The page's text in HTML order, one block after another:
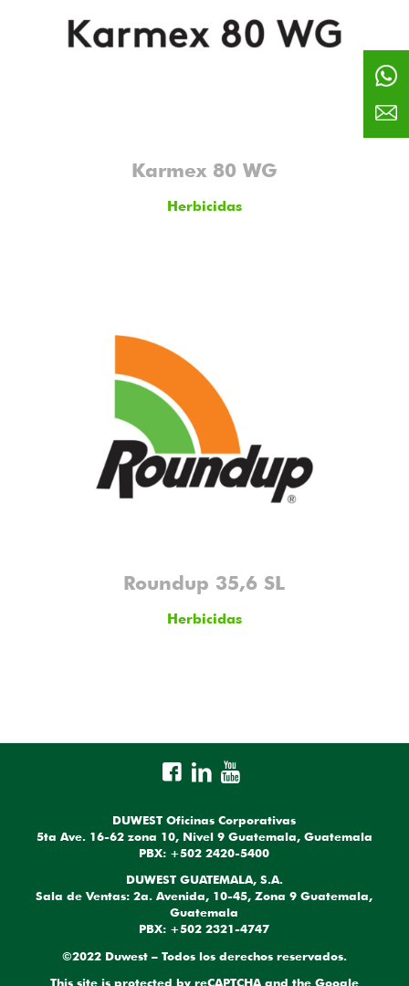
Karmex 80 WG
Herbicidas
Roundup 35,6 SL
Herbicidas
DUWEST Oficinas Corporativas
5ta Ave. 16-62 zona 10, Nivel 9 Guatemala, Guatemala
PBX: +502 2420-5400
DUWEST GUATEMALA, S.A.
Sala de Ventas: 2a. Avenida, 10-45, Zona 9 Guatemala,
Guatemala
PBX: +502 2321-4747
©2022 Duwest – Todos los derechos reservados.
This site is protected by reCAPTCHA and the Google